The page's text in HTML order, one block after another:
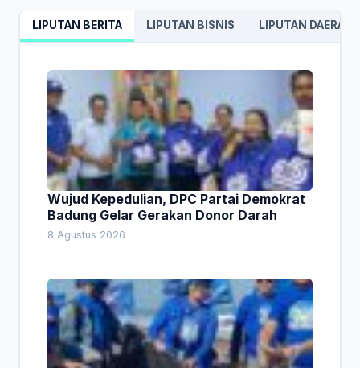
LIPUTAN BERITA LIPUTAN BISNIS LIPUTAN DAERAH
Wujud Kepedulian, DPC Partai Demokrat
Badung Gelar Gerakan Donor Darah
8 Agustus 2026